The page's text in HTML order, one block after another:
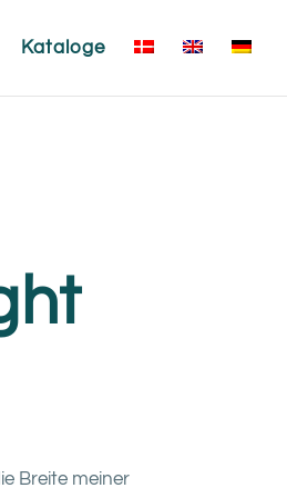
Kataloge
Breite meiner